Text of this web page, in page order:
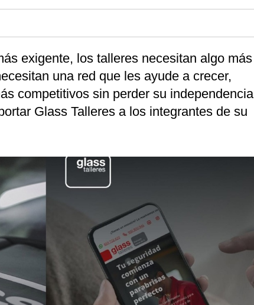
exigente, los talleres necesitan algo más
una red que les ayude a crecer,
competitivos sin perder su independencia
Glass Talleres a los integrantes de su